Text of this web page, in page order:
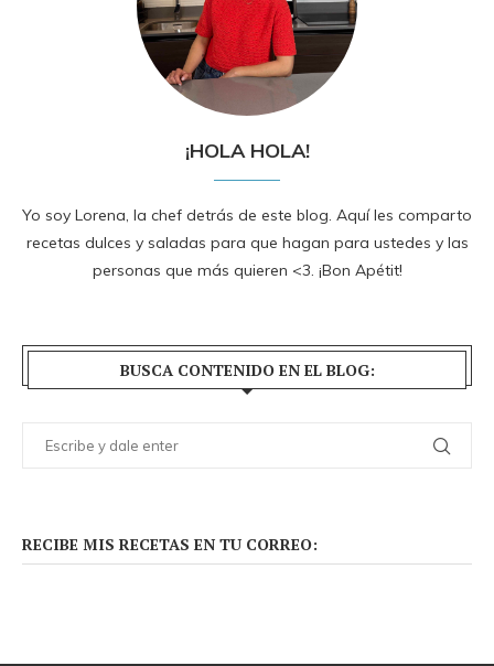
¡HOLA HOLA!
Yo soy Lorena, la chef detrás de este blog. Aquí les comparto
recetas dulces y saladas para que hagan para ustedes y las
personas que más quieren <3. ¡Bon Apétit!
BUSCA CONTENIDO EN EL BLOG:
RECIBE MIS RECETAS EN TU CORREO: